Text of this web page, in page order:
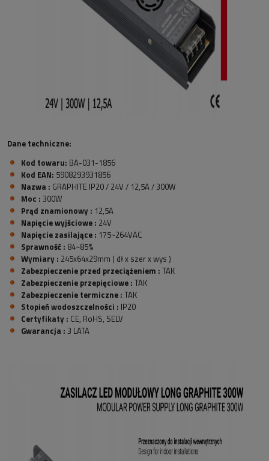
Dane techniczne:
Kod towaru: BA-031-1856
Kod EAN: 5908293931856
Nazwa : GRAPHITE IP20 / 24V / 12,5A / 300W
Moc : 300W
Prąd znamionowy : 12,5A
Napięcie wyjściowe : 24V
Napięcie zasilające : 175~264VAC
Sprawność : 84~85%
Wymiary : 245x64x29mm ( dł x szer x wys )
Zabezpieczenie przed przeciążeniem : TAK
Zabezpieczenie przepięciowe : TAK
Zabezpieczenie termiczne : TAK
Stopień wodoszczelności : IP20
Certyfikaty : CE, RoHS, SELV
Gwarancja : 3 LATA